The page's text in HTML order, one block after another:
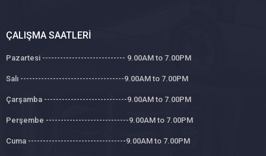
ÇALIŞMA SAATLERI
Pazartesi ---------------------------- 9.00AM to 7.00PM
Salı -----------------------------------9.00AM to 7.00PM
Çarşamba ----------------------------9.00AM to 7.00PM
Perşembe ----------------------------9.00AM to 7.00PM
Cuma ---------------------------------9.00AM to 7.00PM